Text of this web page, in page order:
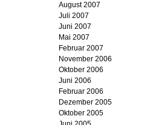
August 2007
Juli 2007
Juni 2007
Mai 2007
Februar 2007
November 2006
Oktober 2006
Juni 2006
Februar 2006
Dezember 2005
Oktober 2005